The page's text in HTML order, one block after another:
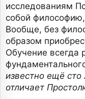
исследованиям
собой
Вообще, без
образом
Обучение всегда
известно ещё
отличает